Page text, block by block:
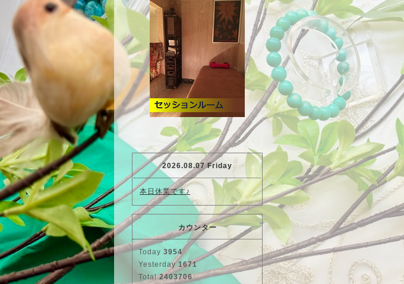
2026.08.07 Friday
本日休業です♪
カウンター
Today 3954
Yesterday1671
Total2403706